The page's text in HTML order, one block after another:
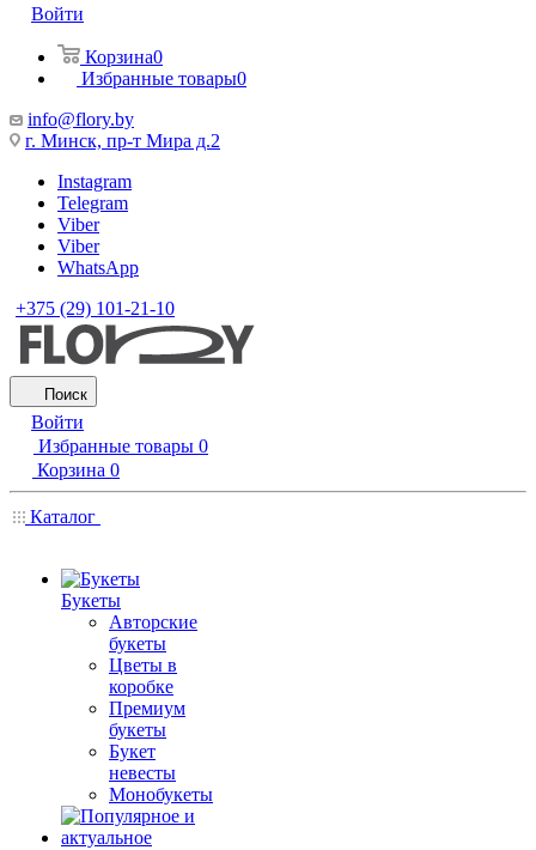
Войти
Корзина0
Избранные товары0
info@flory.by
г. Минск, пр-т Мира д.2
Instagram
Telegram
Viber
Viber
WhatsApp
+375 (29) 101-21-10
Поиск
Войти
Избранные товары 0
Корзина 0
Каталог
Букеты
Авторские
букеты
Цветы в
коробке
Премиум
букеты
Букет
невесты
Монобукеты